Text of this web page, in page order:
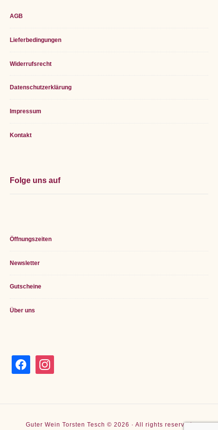
AGB
Lieferbedingungen
Widerrufsrecht
Datenschutzerklärung
Impressum
Kontakt
Öffnungszeiten
Newsletter
Gutscheine
Über uns
Folge uns auf
facebook instagram
Guter Wein Torsten Tesch © 2026 · All rights reserved